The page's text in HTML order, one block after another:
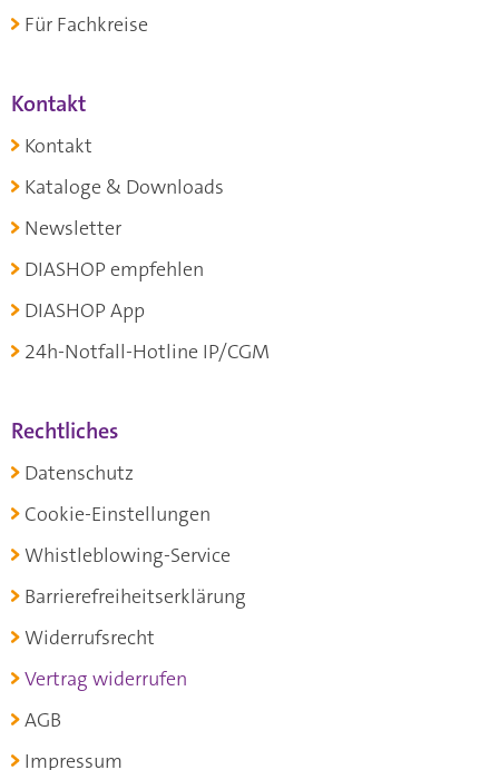
Für Fachkreise
Kontakt
Kontakt
Kataloge & Downloads
Newsletter
DIASHOP empfehlen
DIASHOP App
24h-Notfall-Hotline IP/CGM
Rechtliches
Datenschutz
Cookie-Einstellungen
Whistleblowing-Service
Barrierefreiheitserklärung
Widerrufsrecht
Vertrag widerrufen
AGB
Impressum